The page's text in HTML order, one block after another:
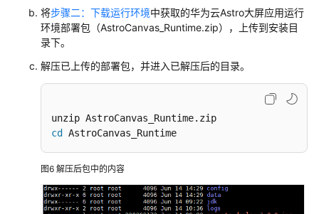
视 将步骤二：下载运行环境中获取的华为云Astro大屏应用运行
环境部署包（AstroCanvas_Runtime.zip），上传到安装目
录下。
解压已上传的部署包，并进入已解压后的目录。
cd
AstroCanvas_Runtime
图6 解压后包中的内容